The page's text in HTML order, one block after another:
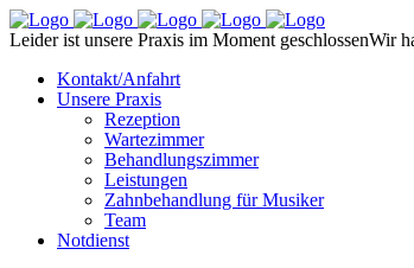
Leider ist unsere Praxis im Moment geschlossenWir
Kontakt/Anfahrt
Unsere Praxis
Rezeption
Wartezimmer
Behandlungszimmer
Leistungen
Zahnbehandlung für Musiker
Team
Notdienst